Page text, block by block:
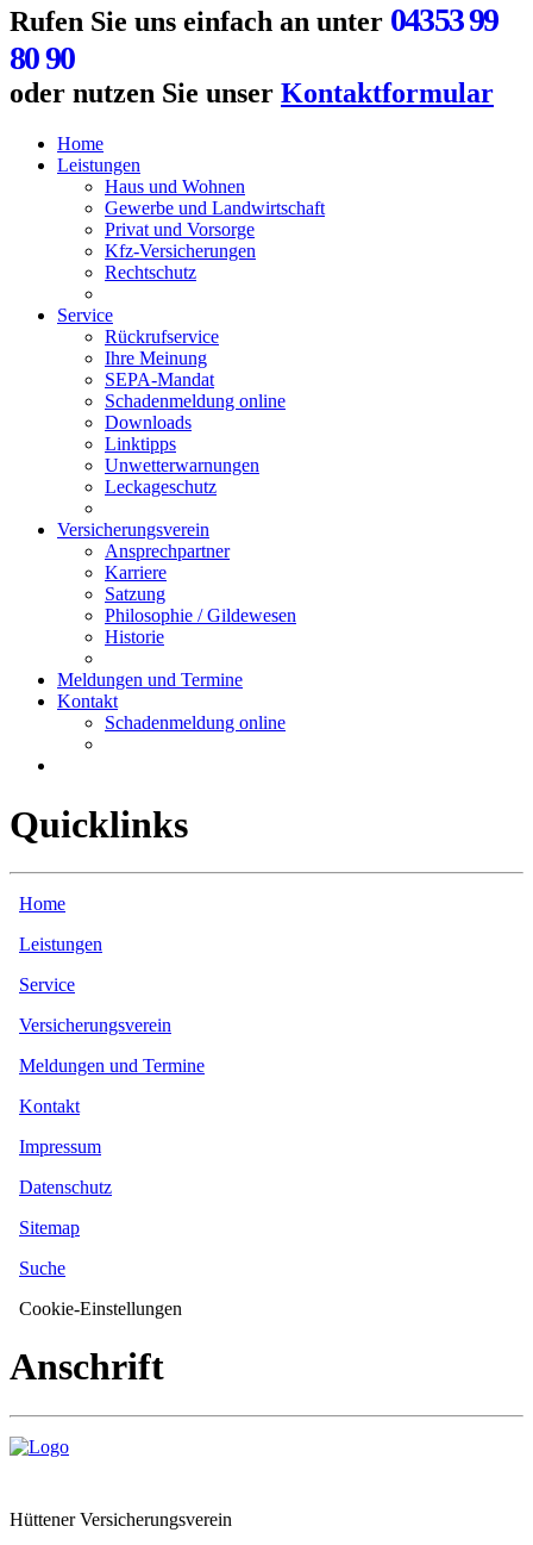
Rufen Sie uns einfach an unter 04353 99
80 90
oder nutzen Sie unser Kontaktformular
Home
Leistungen
Haus und Wohnen
Gewerbe und Landwirtschaft
Privat und Vorsorge
Kfz-Versicherungen
Rechtschutz
Service
Rückrufservice
Ihre Meinung
SEPA-Mandat
Schadenmeldung online
Downloads
Linktipps
Unwetterwarnungen
Leckageschutz
Versicherungsverein
Ansprechpartner
Karriere
Satzung
Philosophie / Gildewesen
Historie
Meldungen und Termine
Kontakt
Schadenmeldung online
Quicklinks
Home
Leistungen
Service
Versicherungsverein
Meldungen und Termine
Kontakt
Impressum
Datenschutz
Sitemap
Suche
Cookie-Einstellungen
Anschrift
Hüttener Versicherungsverein